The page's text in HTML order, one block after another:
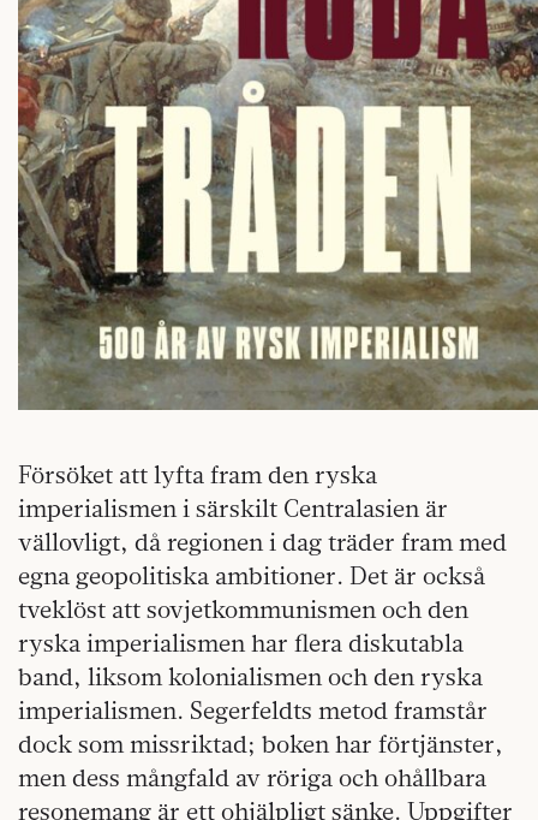
Försöket att lyfta fram den ryska
imperialismen i särskilt Centralasien är
vällovligt, då regionen i dag träder fram med
egna geopolitiska ambitioner. Det är också
tveklöst att sovjetkommunismen och den
ryska imperialismen har flera diskutabla
band, liksom kolonialismen och den ryska
imperialismen. Segerfeldts metod framstår
dock som missriktad; boken har förtjänster,
men dess mångfald av röriga och ohållbara
resonemang är ett ohjälpligt sänke. Uppgifter